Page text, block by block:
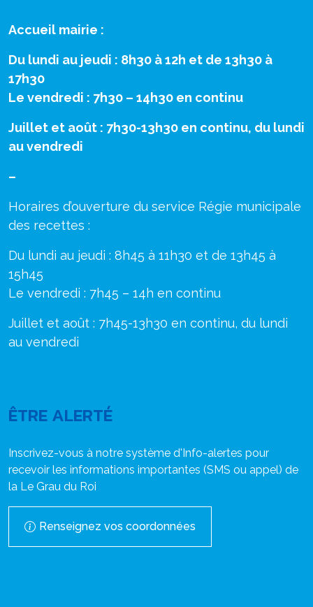
Accueil mairie :
Du lundi au jeudi : 8h30 à 12h et de 13h30 à
17h30
Le vendredi : 7h30 – 14h30 en continu
Juillet et août : 7h30-13h30 en continu, du lundi
au vendredi
–
Horaires d’ouverture du service Régie municipale
des recettes :
Du lundi au jeudi : 8h45 à 11h30 et de 13h45 à
15h45
Le vendredi : 7h45 – 14h en continu
Juillet et août : 7h45-13h30 en continu, du lundi
au vendredi
ÊTRE ALERTÉ
Inscrivez-vous à notre système d'Info-alertes pour
recevoir les informations importantes (SMS ou appel) de
la Le Grau du Roi
Renseignez vos coordonnées